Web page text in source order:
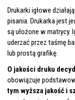
Drukarki igłowe
pisania. Drukarka jest
są ułożone w matrycy.
uderzać przez taśmę
lub prostą grafikę.
O jakości druku
obowiązuje
tym wyższa jakość i